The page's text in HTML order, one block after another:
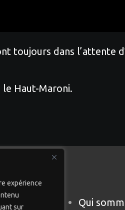
expérience
sur
toujours dans l’attente
le Haut-Maroni.
Qui